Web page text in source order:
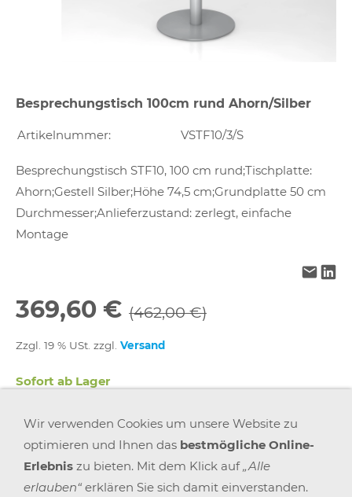
Besprechungstisch 100cm rund Ahorn/Silber
Artikelnummer: VSTF10/3/S
Besprechungstisch STF10, 100 cm rund;Tischplatte:
Ahorn;Gestell Silber;Höhe 74,5 cm;Grundplatte 50 cm
Durchmesser;Anlieferzustand: zerlegt, einfache
Montage
369,60 € (462,00 €)
Zzgl. 19 % USt. zzgl. Versand
Sofort ab Lager
Für später merken
Wir verwenden Cookies um unsere Website zu
optimieren und Ihnen das bestmögliche Online-
Erlebnis zu bieten. Mit dem Klick auf„Alle
erlauben“ erklären Sie sich damit einverstanden.